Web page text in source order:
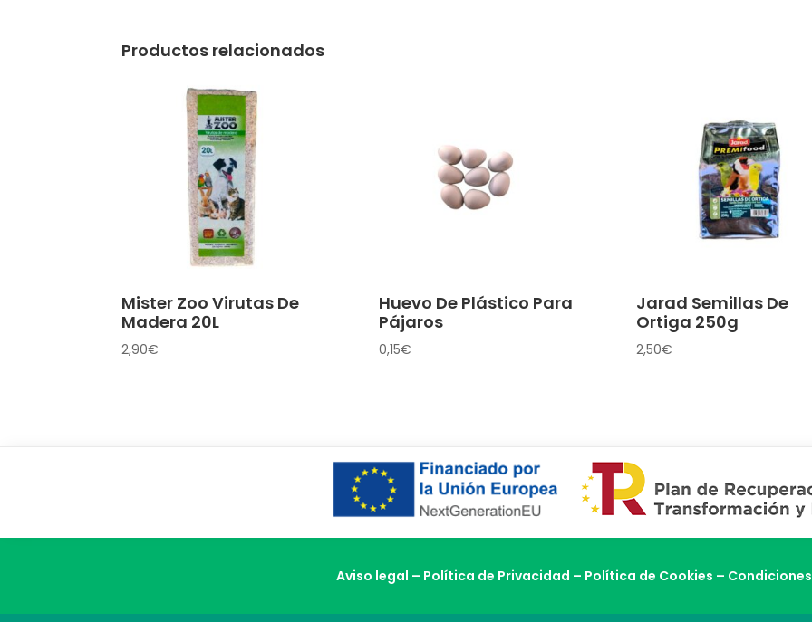
Productos relacionados
Mister Zoo Virutas De
Madera 20L
2,90€
Huevo De Plástico Para
Pájaros
0,15€
Jarad Semillas De
Ortiga 250g
2,50€
Aviso legal – Política de Privacidad – Política de Cookies –